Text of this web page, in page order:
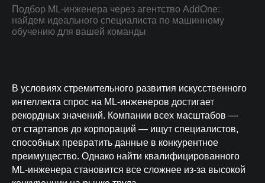
Подбор ML-инженера через агентство AddOne:
найдем идеального специалиста по машинному
обучению для вашей команды
В условиях стремительного развития искусственного
интеллекта спрос на ML-инженеров достигает
рекордных значений. Компании всех масштабов —
от стартапов до корпораций — ищут специалистов,
способных превратить данные в конкурентное
преимущество. Однако найти квалифицированного
ML-инженера становится все сложнее из-за высокой